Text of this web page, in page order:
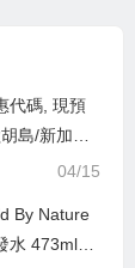
代碼, 現預
島/新加坡
04/15
By Nature
水 473ml